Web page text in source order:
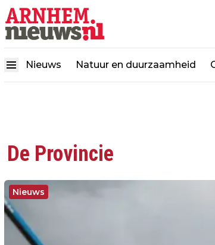
Nieuws Natuur en duurzaamheid
De Provincie
Nieuws